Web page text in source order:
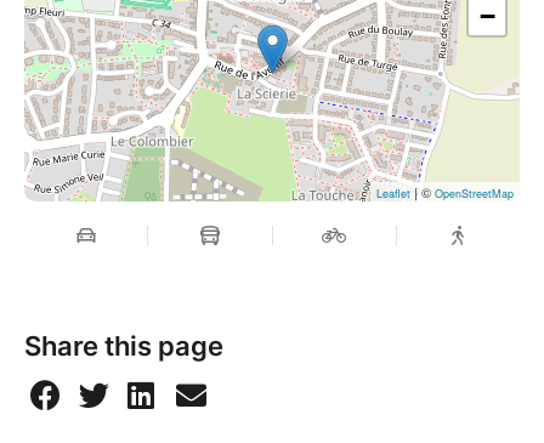
−
Leaflet| © OpenStreetMap
Share this page